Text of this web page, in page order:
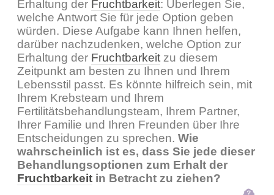
Erhaltung der Fruchtbarkeit: Überlegen Sie,
welche Antwort Sie für jede Option geben
würden. Diese Aufgabe kann Ihnen helfen,
darüber nachzudenken, welche Option zur
Erhaltung der Fruchtbarkeit zu diesem
Zeitpunkt am besten zu Ihnen und Ihrem
Lebensstil passt. Es könnte hilfreich sein, mit
Ihrem Krebsteam und Ihrem
Fertilitätsbehandlungsteam, Ihrem Partner,
Ihrer Familie und Ihren Freunden über Ihre
Entscheidungen zu sprechen. Wie
wahrscheinlich ist es, dass Sie jede dieser
Behandlungsoptionen zum Erhalt der
Fruchtbarkeit in Betracht zu ziehen?